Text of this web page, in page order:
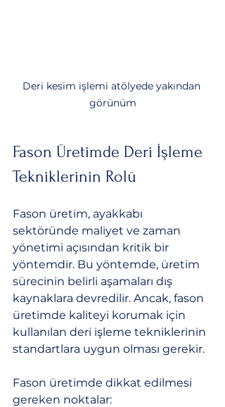
Deri kesim işlemi atölyede yakından
görünüm
Fason Üretimde Deri İşleme
Tekniklerinin Rolü
Fason üretim, ayakkabı
sektöründe maliyet ve zaman
yönetimi açısından kritik bir
yöntemdir. Bu yöntemde, üretim
sürecinin belirli aşamaları dış
kaynaklara devredilir. Ancak, fason
üretimde kaliteyi korumak için
kullanılan deri işleme tekniklerinin
standartlara uygun olması gerekir.
Fason üretimde dikkat edilmesi
gereken noktalar: